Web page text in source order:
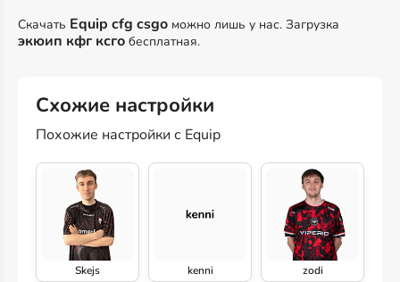
Скачать Equip cfg csgo можно лишь у нас. Загрузка
экюип кфг ксго бесплатная.
Схожие настройки
Похожие настройки с Equip
Skejs kenni zodi